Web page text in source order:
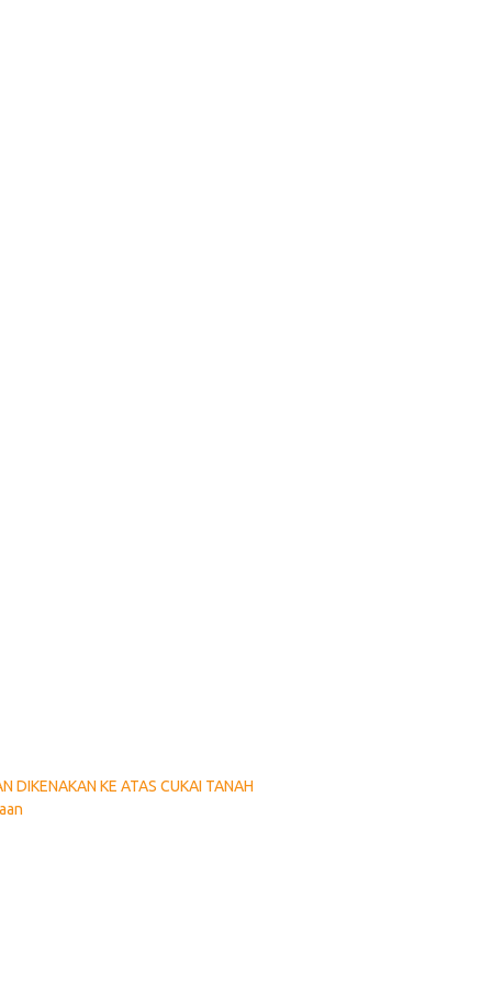
DIKENAKAN KE ATAS CUKAI TANAH